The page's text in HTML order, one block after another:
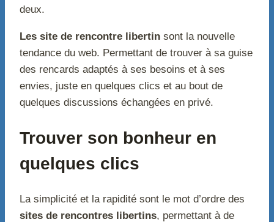
deux.
Les site de rencontre libertin sont la nouvelle
tendance du web. Permettant de trouver à sa guise
des rencards adaptés à ses besoins et à ses
envies, juste en quelques clics et au bout de
quelques discussions échangées en privé.
Trouver son bonheur en
quelques clics
La simplicité et la rapidité sont le mot d’ordre des
sites de rencontres libertins, permettant à de